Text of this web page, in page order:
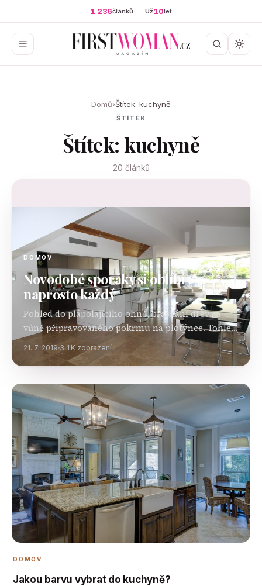
1 236článků Už10let
Domů›Štítek: kuchyně
ŠTÍTEK
Štítek: kuchyně
20 článků
DOMOV
Novodobé sporáky si oblíbí
naprosto každý
Pohled do plápolajícího ohně, praskání dřeva a
vůně připravovaného pokrmu na plotýnce. Tohle
není scénář z pohádky o babičce, která na chalupě
vařila na sporáku. Toto je realita současné doby,
jíž…
21. 7. 2019 3.1K zobrazení
DOMOV
Jakou barvu vybrat do kuchyně?